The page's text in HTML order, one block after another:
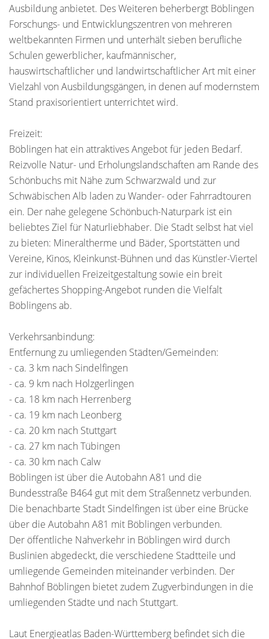
Ausbildung anbietet. Des Weiteren beherbergt Böblingen
Forschungs- und Entwicklungszentren von mehreren
weltbekannten Firmen und unterhält sieben berufliche
Schulen gewerblicher, kaufmännischer,
hauswirtschaftlicher und landwirtschaftlicher Art mit einer
Vielzahl von Ausbildungsgängen, in denen auf modernstem
Stand praxisorientiert unterrichtet wird.
Freizeit:
Böblingen hat ein attraktives Angebot für jeden Bedarf.
Reizvolle Natur- und Erholungslandschaften am Rande des
Schönbuchs mit Nähe zum Schwarzwald und zur
Schwäbischen Alb laden zu Wander- oder Fahrradtouren
ein. Der nahe gelegene Schönbuch-Naturpark ist ein
beliebtes Ziel für Naturliebhaber. Die Stadt selbst hat viel
zu bieten: Mineraltherme und Bäder, Sportstätten und
Vereine, Kinos, Kleinkunst-Bühnen und das Künstler-Viertel
zur individuellen Freizeitgestaltung sowie ein breit
gefächertes Shopping-Angebot runden die Vielfalt
Böblingens ab.
Verkehrsanbindung:
Entfernung zu umliegenden Städten/Gemeinden:
- ca. 3 km nach Sindelfingen
- ca. 9 km nach Holzgerlingen
- ca. 18 km nach Herrenberg
- ca. 19 km nach Leonberg
- ca. 20 km nach Stuttgart
- ca. 27 km nach Tübingen
- ca. 30 km nach Calw
Böblingen ist über die Autobahn A81 und die
Bundesstraße B464 gut mit dem Straßennetz verbunden.
Die benachbarte Stadt Sindelfingen ist über eine Brücke
über die Autobahn A81 mit Böblingen verbunden.
Der öffentliche Nahverkehr in Böblingen wird durch
Buslinien abgedeckt, die verschiedene Stadtteile und
umliegende Gemeinden miteinander verbinden. Der
Bahnhof Böblingen bietet zudem Zugverbindungen in die
umliegenden Städte und nach Stuttgart.
Laut Energieatlas Baden-Württemberg befindet sich die